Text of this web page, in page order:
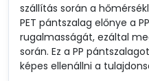
szállítás során a
PET pántszalag előnye a
rugalmasságát, ezáltal
során. Ez a PP
képes ellenállni a